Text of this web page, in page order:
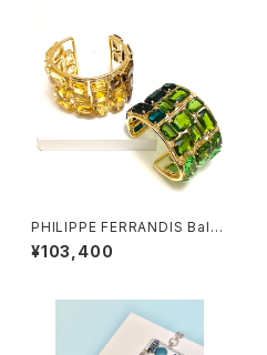
PHILIPPE FERRANDIS Balé
ares バングル
¥103,400